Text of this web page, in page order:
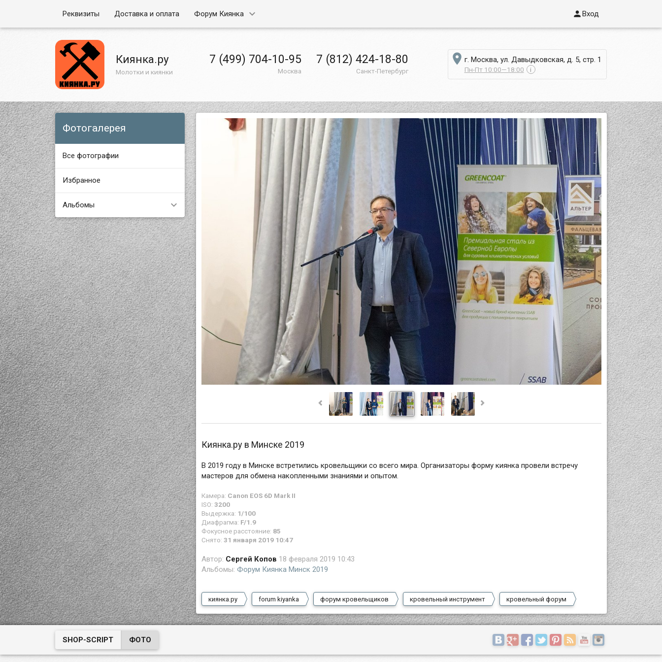
Реквизиты Доставка и оплата Форум Киянка Вход
Киянка.ру
Молотки и киянки
7 (499) 704-10-95
Москва
7 (812) 424-18-80
Санкт-Петербург
 г. Москва, ул. Давыдковская, д. 5, стр. 1
Пн-Пт 10:00—18:00 i
Фотогалерея
Все фотографии
Избранное
Альбомы
Киянка.ру в Минске 2019
В 2019 году в Минске встретились кровельщики со всего мира. Организаторы форму киянка провели встречу
мастеров для обмена накопленными знаниями и опытом.
Камера: Canon EOS 6D Mark II
ISO: 3200
Выдержка: 1/100
Диафрагма: F/1.9
Фокусное расстояние: 85
Снято: 31 января 2019 10:47
Автор: Сергей Копов 18 февраля 2019 10:43
Альбомы: Форум Киянка Минск 2019
киянка.ру forum kiyanka форум кровельщиков кровельный инструмент кровельный форум
SHOP-SCRIPT ФОТО